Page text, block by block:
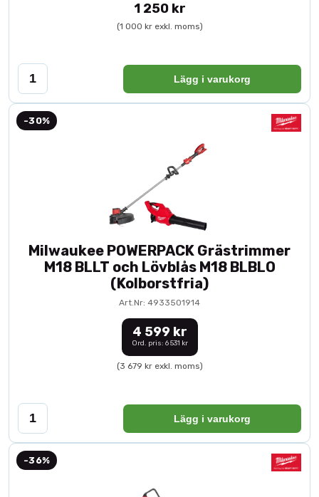
1 250 kr
(1 000 kr exkl. moms)
Lägg i varukorg
-30%
Milwaukee POWERPACK Grästrimmer
M18 BLLT och Lövblås M18 BLBLO
(Kolborstfria)
Art.Nr: 4933501914
4 599 kr
Ord. pris: 6 531 kr
(3 679 kr exkl. moms)
Lägg i varukorg
-36%